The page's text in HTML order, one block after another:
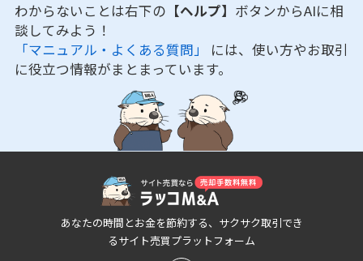
わからないことは右下の 【ヘルプ】 ボタンからAIに相
談してみよう！
「マニュアル・よくある質問」 には、使い方やお取引
に役立つ情報がまとまっています。
あなたの時間とお金を節約する、サクサク取引でき
るサイト売買プラットフォーム